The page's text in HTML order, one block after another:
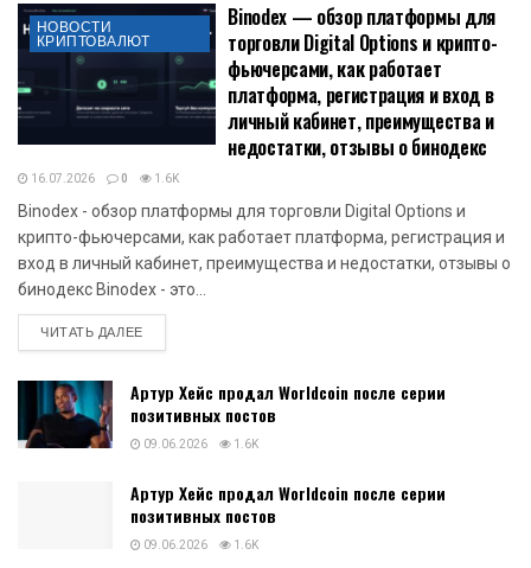
НОВОСТИ
КРИПТОВАЛЮТ
Binodex — обзор платформы для
торговли Digital Options и крипто-
фьючерсами, как работает
платформа, регистрация и вход в
личный кабинет, преимущества и
недостатки, отзывы о бинодекс
16.07.2026 0 1.6K
Binodex - обзор платформы для торговли Digital Options и
крипто-фьючерсами, как работает платформа, регистрация и
вход в личный кабинет, преимущества и недостатки, отзывы о
бинодекс Binodex - это...
ЧИТАТЬ ДАЛЕЕDETAILS
Артур Хейс продал Worldcoin после серии
позитивных постов
09.06.2026 1.6K
Артур Хейс продал Worldcoin после серии
позитивных постов
09.06.2026 1.6K